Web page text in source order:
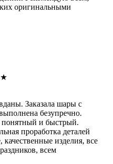
оригинальными
★
Заказала шары с
безупречно.
понятный и быстрый.
проработка деталей
качественные изделия, все
всем